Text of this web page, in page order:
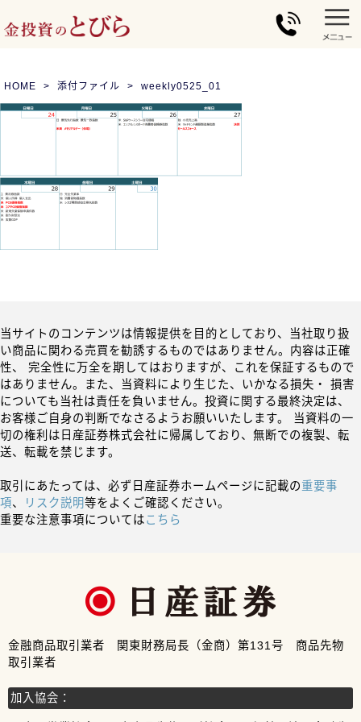
HOME 添付ファイル weekly0525_01
当サイトのコンテンツは情報提供を目的としており、当社取り扱
い商品に関わる売買を勧誘するものではありません。内容は正確
性、 完全性に万全を期してはおりますが、これを保証するもので
はありません。また、当資料により生じた、いかなる損失・ 損害
についても当社は責任を負いません。投資に関する最終決定は、
お客様ご自身の判断でなさるようお願いいたします。 当資料の一
切の権利は日産証券株式会社に帰属しており、無断での複製、転
送、転載を禁じます。
取引にあたっては、必ず日産証券ホームページに記載の重要事
項、 リスク説明等をよくご確認ください。
重要な注意事項についてはこちら
金融商品取引業者 関東財務局長（金商）第131号 商品先物
取引業者
加入協会：